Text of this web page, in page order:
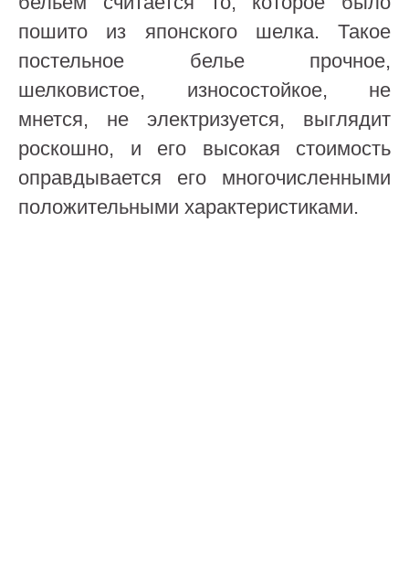
пошито из японского шелка. Такое
постельное белье прочное,
шелковистое, износостойкое, не
мнется, не электризуется, выглядит
роскошно, и его высокая стоимость
оправдывается его многочисленными
положительными характеристиками.